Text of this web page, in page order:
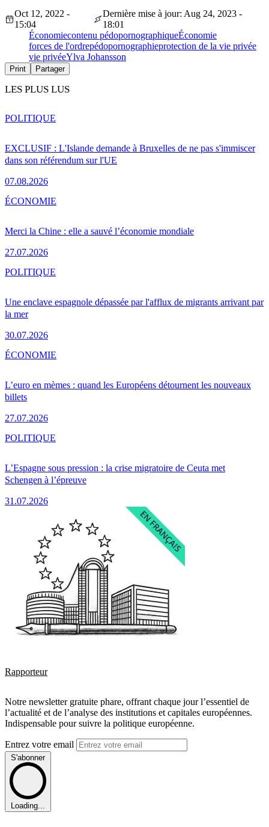
Oct 12, 2022 -
15:04
Dernière mise à jour: Aug 24, 2023 -
18:01
Économiecontenu pédopornographiqueÉconomie
forces de l'ordrepédopornographieprotection de la vie privée
vie privéeYlva Johansson
Print Partager
LES PLUS LUS
EXCLUSIF : L'Islande demande à Bruxelles de ne pas s'immiscer
dans son référendum sur l'UE
07.08.2026
POLITIQUE
Merci la Chine : elle a sauvé l’économie mondiale
27.07.2026
ÉCONOMIE
Une enclave espagnole dépassée par l'afflux de migrants arrivant par
la mer
30.07.2026
POLITIQUE
L’euro en mèmes : quand les Européens détournent les nouveaux
billets
27.07.2026
ÉCONOMIE
L’Espagne sous pression : la crise migratoire de Ceuta met
Schengen à l’épreuve
31.07.2026
POLITIQUE
Rapporteur
Notre newsletter gratuite phare, offrant chaque jour l’essentiel de
l’actualité et de l’analyse des institutions et capitales européennes.
Indispensable pour suivre la politique européenne.
Entrez votre email
S'abonner
Loading...